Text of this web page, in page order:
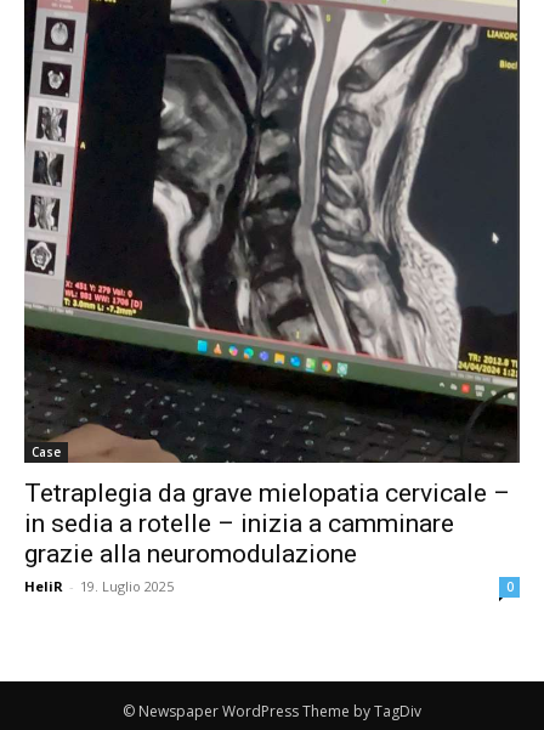
Case
Tetraplegia da grave mielopatia cervicale –
in sedia a rotelle – inizia a camminare
grazie alla neuromodulazione
HeliR - 19. Luglio 2025 0
© Newspaper WordPress Theme by TagDiv